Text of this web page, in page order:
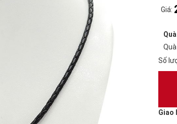
Giá:
Số
Giao